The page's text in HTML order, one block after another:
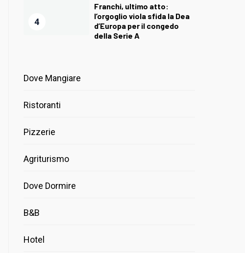
4
Franchi, ultimo atto:
l’orgoglio viola sfida la Dea
d’Europa per il congedo
della Serie A
Dove Mangiare
Ristoranti
Pizzerie
Agriturismo
Dove Dormire
B&B
Hotel